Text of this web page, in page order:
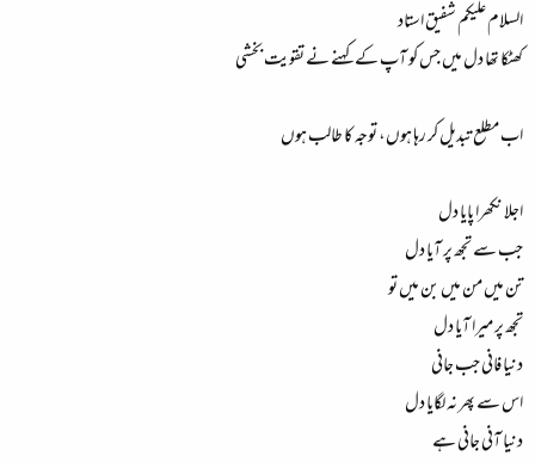
السلام علیکم شفیق استاد
کھٹکا تھا دل میں جس کو آپ کے کہنے نے تقویت بخشی
اب مطلع تبدیل کر رہا ہوں، توجہ کا طالب ہوں
اجلا نکھرا پایا دل
جب سے تجھ پر آیا دل
تن میں من میں بن میں تو
تجھ پر میرا آیا دل
دنیا فانی جب جانی
اس سے پھر نہ لگایا دل
دنیا آنی جانی ہے